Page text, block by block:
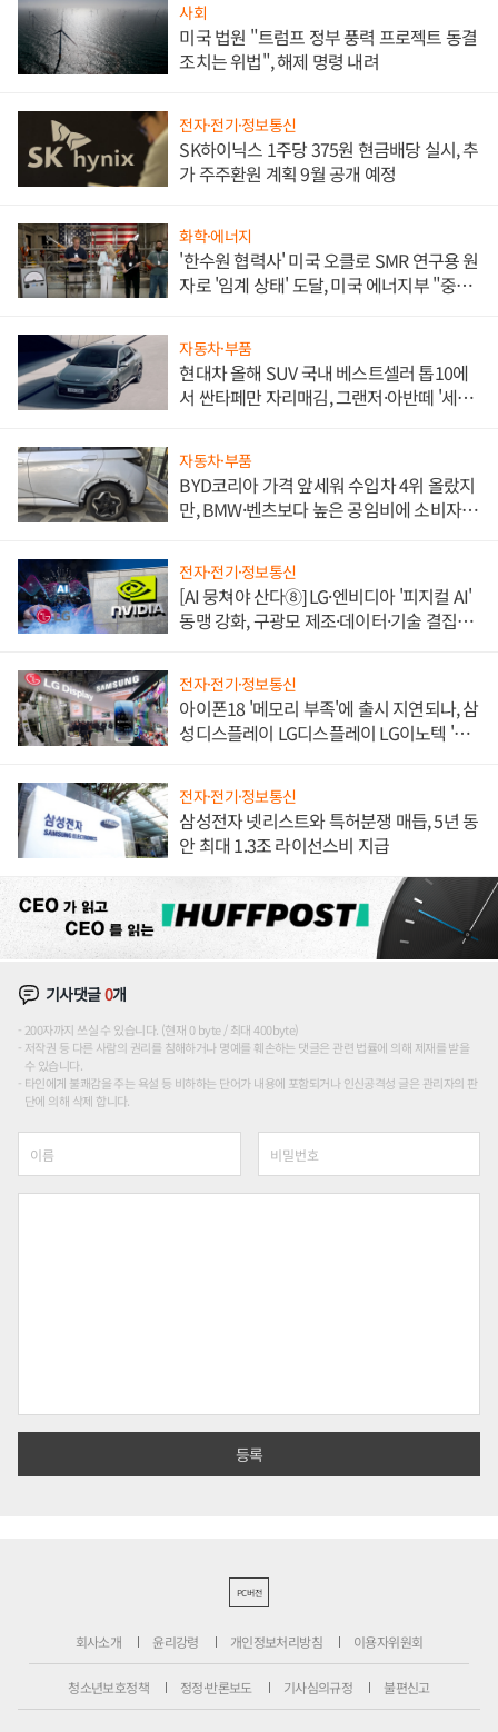
사회
미국 법원 "트럼프 정부 풍력 프로젝트 동결
조치는 위법", 해제 명령 내려
전자·전기·정보통신
SK하이닉스 1주당 375원 현금배당 실시, 추
가 주주환원 계획 9월 공개 예정
화학·에너지
'한수원 협력사' 미국 오클로 SMR 연구용 원
자로 '임계 상태' 도달, 미국 에너지부 "중요
자동차·부품
현대차 올해 SUV 국내 베스트셀러 톱10에
서 싼타페만 자리매김, 그랜저·아반떼 '세단
자동차·부품
BYD코리아 가격 앞세워 수입차 4위 올랐지
만, BMW·벤츠보다 높은 공임비에 소비자
전자·전기·정보통신
[AI 뭉쳐야 산다⑧] LG·엔비디아 '피지컬 AI'
동맹 강화, 구광모 제조·데이터·기술 결집
전자·전기·정보통신
아이폰18 '메모리 부족'에 출시 지연되나, 삼
성디스플레이 LG디스플레이 LG이노텍 '탈
전자·전기·정보통신
삼성전자 넷리스트와 특허분쟁 매듭, 5년 동
안 최대 1.3조 라이선스비 지급
기사댓글0개
200자까지 쓰실 수 있습니다. (현재 0 byte / 최대 400byte)
저작권 등 다른 사람의 권리를 침해하거나 명예를 훼손하는 댓글은 관련 법률에 의해 제재를 받을
수 있습니다.
타인에게 불쾌감을 주는 욕설 등 비하하는 단어가 내용에 포함되거나 인신공격성 글은 관리자의 판
단에 의해 삭제 합니다.
PC버전
회사소개 윤리강령 개인정보처리방침 이용자위원회
청소년보호정책 정정·반론보도 기사심의규정 불편신고